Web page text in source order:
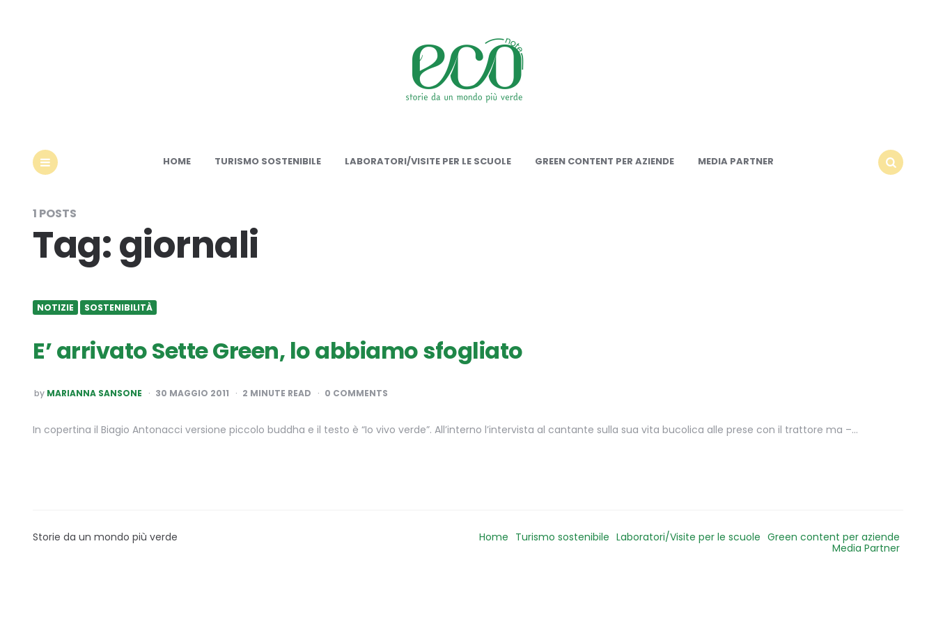
HOME TURISMO SOSTENIBILE LABORATORI/VISITE PER LE SCUOLE GREEN CONTENT PER AZIENDE
MEDIA PARTNER
1 POSTS
Tag:giornali
NOTIZIE SOSTENIBILITÀ
E’ arrivato Sette Green, lo abbiamo sfogliato
POSTED
BY
by MARIANNA SANSONE 30 MAGGIO 2011 2 MINUTE READ 0 COMMENTS
In copertina il Biagio Antonacci versione piccolo buddha e il testo è “Io vivo verde”. All’interno l’intervista al cantante sulla sua vita bucolica alle prese con il trattore ma –…
Storie da un mondo più verde Home Turismo sostenibile Laboratori/Visite per le scuole Green content per aziende
Media Partner